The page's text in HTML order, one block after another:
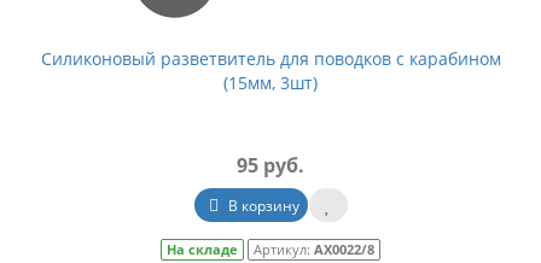
Силиконовый разветвитель для поводков с карабином
(15мм, 3шт)
95 руб.
В корзину
На складе Артикул: АХ0022/8